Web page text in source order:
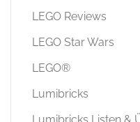
LEGO Reviews
LEGO Star Wars
LEGO®
Lumibricks